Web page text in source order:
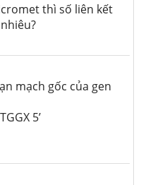
thì số liên kết
mạch gốc của gen
5’